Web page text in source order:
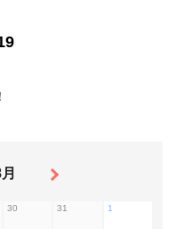
30 31 1